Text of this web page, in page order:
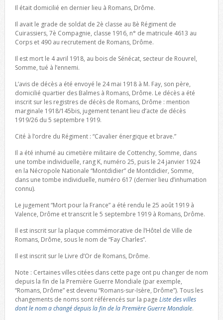
Il était domicilié en dernier lieu à Romans, Drôme.
Il avait le grade de soldat de 2è classe au 8è Régiment de
Cuirassiers, 7è Compagnie, classe 1916, n° de matricule 4613 au
Corps et 490 au recrutement de Romans, Drôme.
Il est mort le 4 avril 1918, au bois de Sénécat, secteur de Rouvrel,
Somme, tué à l’ennemi.
L’avis de décès a été envoyé le 24 mai 1918 à M. Fay, son père,
domicilié quartier des Balmes à Romans, Drôme. Le décès a été
inscrit sur les registres de décès de Romans, Drôme : mention
marginale 1918/145bis, jugement tenant lieu d’acte de décès
1919/26 du 5 septembre 1919.
Cité à l’ordre du Régiment : “Cavalier énergique et brave.”
Il a été inhumé au cimetière militaire de Cottenchy, Somme, dans
une tombe individuelle, rang K, numéro 25, puis le 24 janvier 1924
en la Nécropole Nationale “Montdidier” de Montdidier, Somme,
dans une tombe individuelle, numéro 617 (dernier lieu d’inhumation
connu).
Le jugement “Mort pour la France” a été rendu le 25 août 1919 à
Valence, Drôme et transcrit le 5 septembre 1919 à Romans, Drôme.
Il est inscrit sur la plaque commémorative de l’Hôtel de Ville de
Romans, Drôme, sous le nom de “Fay Charles”.
Il est inscrit sur le Livre d’Or de Romans, Drôme.
Note : Certaines villes citées dans cette page ont pu changer de nom
depuis la fin de la Première Guerre Mondiale (par exemple,
“Romans, Drôme” est devenu “Romans-sur-Isère, Drôme”). Tous les
changements de noms sont référencés sur la page Liste des villes
dont le nom a changé depuis la fin de la Première Guerre Mondiale.